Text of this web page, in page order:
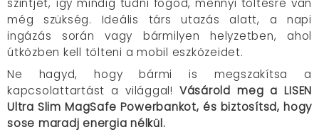
szintjét, így mindig tudni fogod, mennyi töltésre van
még szükség. Ideális társ utazás alatt, a napi
ingázás során vagy bármilyen helyzetben, ahol
útközben kell tölteni a mobil eszközeidet.
Ne hagyd, hogy bármi is megszakítsa a
kapcsolattartást a világgal! Vásárold meg a LISEN
Ultra Slim MagSafe Powerbankot, és biztosítsd, hogy
sose maradj energia nélkül.